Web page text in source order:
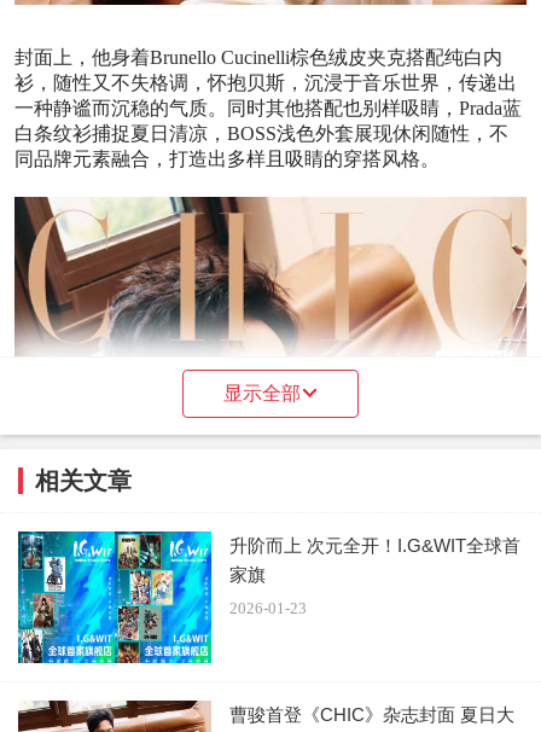
封面上，他身着Brunello Cucinelli棕色绒皮夹克搭配纯白内
衫，随性又不失格调，怀抱贝斯，沉浸于音乐世界，传递出
一种静谧而沉稳的气质。同时其他搭配也别样吸睛，Prada蓝
白条纹衫捕捉夏日清凉，BOSS浅色外套展现休闲随性，不
同品牌元素融合，打造出多样且吸睛的穿搭风格。
显示全部
相关文章
升阶而上 次元全开！I.G&WIT全球首
家旗
2026-01-23
曹骏首登《CHIC》杂志封面 夏日大